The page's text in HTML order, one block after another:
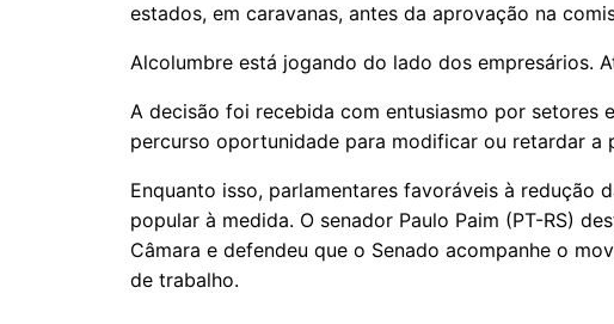
estados, em caravanas, antes da aprovação na
Alcolumbre está jogando do lado dos empresários.
A decisão foi recebida com entusiasmo por setores
percurso oportunidade para modificar ou retardar a
Enquanto isso, parlamentares favoráveis à redução
popular à medida. O senador Paulo Paim (PT-RS)
Câmara e defendeu que o Senado acompanhe o
de trabalho.